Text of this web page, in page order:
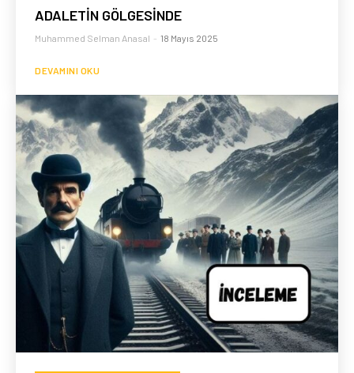
ADALETİN GÖLGESİNDE
Muhammed Selman Anasal - 18 Mayıs 2025
DEVAMINI OKU